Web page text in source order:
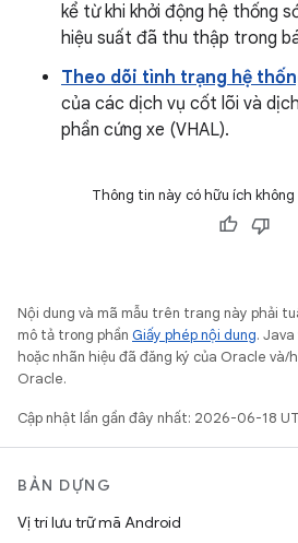
kể từ khi khởi động hệ thống
hiệu suất đã thu thập trong
Theo dõi tình trạng hệ
của các dịch vụ cốt lõi và
phần cứng xe (VHAL).
Thông tin này có hữu ích không
Nội dung và mã mẫu trên trang này phải
mô tả trong phần Giấy phép nội dung.
hoặc nhãn hiệu đã đăng ký của Oracle và/
Oracle.
Cập nhật lần gần đây nhất: 2026-06-18
BẢN DỰNG
Vị trí lưu trữ mã Android